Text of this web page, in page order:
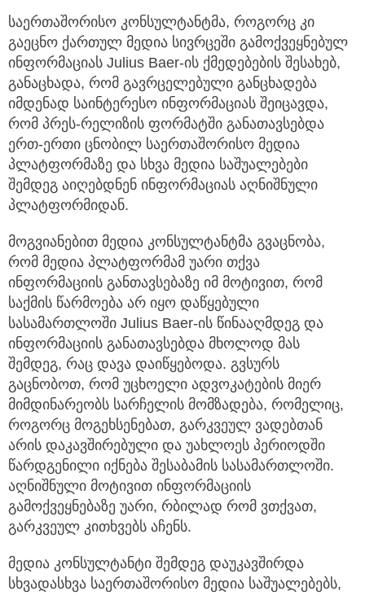
საერთაშორისო კონსულტანტმა, როგორც კი
გაეცნო ქართულ მედია სივრცეში გამოქვეყნებულ
ინფორმაციას Julius Baer-ის ქმედებების შესახებ,
განაცხადა, რომ გავრცელებული განცხადება
იმდენად საინტერესო ინფორმაციას შეიცავდა,
რომ პრეს-რელიზის ფორმატში განათავსებდა
ერთ-ერთი ცნობილ საერთაშორისო მედია
პლატფორმაზე და სხვა მედია საშუალებები
შემდეგ აიღებდნენ ინფორმაციას აღნიშნული
პლატფორმიდან.
მოგვიანებით მედია კონსულტანტმა გვაცნობა,
რომ მედია პლატფორმამ უარი თქვა
ინფორმაციის განთავსებაზე იმ მოტივით, რომ
საქმის წარმოება არ იყო დაწყებული
სასამართლოში Julius Baer-ის წინააღმდეგ და
ინფორმაციის განათავსებდა მხოლოდ მას
შემდეგ, რაც დავა დაიწყებოდა. გვსურს
გაცნობოთ, რომ უცხოელი ადვოკატების მიერ
მიმდინარეობს სარჩელის მომზადება, რომელიც,
როგორც მოგეხსენებათ, გარკვეულ ვადებთან
არის დაკავშირებული და უახლოეს პერიოდში
წარდგენილი იქნება შესაბამის სასამართლოში.
აღნიშნული მოტივით ინფორმაციის
გამოქვეყნებაზე უარი, რბილად რომ ვთქვათ,
გარკვეულ კითხვებს აჩენს.
მედია კონსულტანტი შემდეგ დაუკავშირდა
სხვადასხვა საერთაშორისო მედია საშუალებებს,